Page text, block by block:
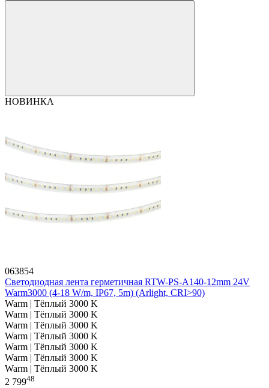
НОВИНКА
063854
Светодиодная лента герметичная RTW-PS-A140-12mm 24V
Warm3000 (4-18 W/m, IP67, 5m) (Arlight, CRI>90)
Warm | Тёплый 3000 K
Warm | Тёплый 3000 K
Warm | Тёплый 3000 K
Warm | Тёплый 3000 K
Warm | Тёплый 3000 K
Warm | Тёплый 3000 K
Warm | Тёплый 3000 K
2 79948